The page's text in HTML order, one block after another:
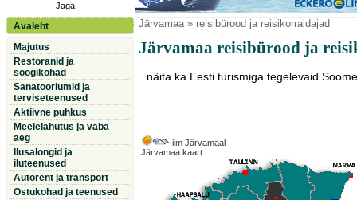
Jaga
Avaleht
Majutus
Restoranid ja
söögikohad
Sanatooriumid ja
terviseteenused
Aktiivne puhkus
Meelelahutus ja vaba
aeg
Ilusalongid ja
iluteenused
Autorent ja transport
Ostukohad ja teenused
Järvamaa» reisibürood ja reisikorraldajad
Järvamaa reisibürood ja
näita ka Eesti turismiga tegelevaid
ilm Järvamaal
Järvamaa kaart